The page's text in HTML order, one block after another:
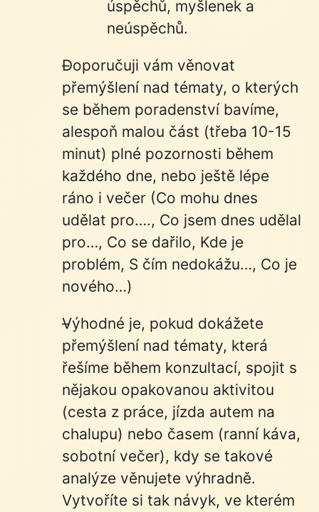
úspěchů, myšlenek a
neúspěchů.
Doporučuji vám věnovat
přemýšlení nad tématy, o kterých
se během poradenství bavíme,
alespoň malou část (třeba 10-15
minut) plné pozornosti během
každého dne, nebo ještě lépe
ráno i večer (Co mohu dnes
udělat pro…., Co jsem dnes udělal
pro…, Co se dařilo, Kde je
problém, S čím nedokážu…, Co je
nového…)
Výhodné je, pokud dokážete
přemýšlení nad tématy, která
řešíme během konzultací, spojit s
nějakou opakovanou aktivitou
(cesta z práce, jízda autem na
chalupu) nebo časem (ranní káva,
sobotní večer), kdy se takové
analýze věnujete výhradně.
Vytvoříte si tak návyk, ve kterém